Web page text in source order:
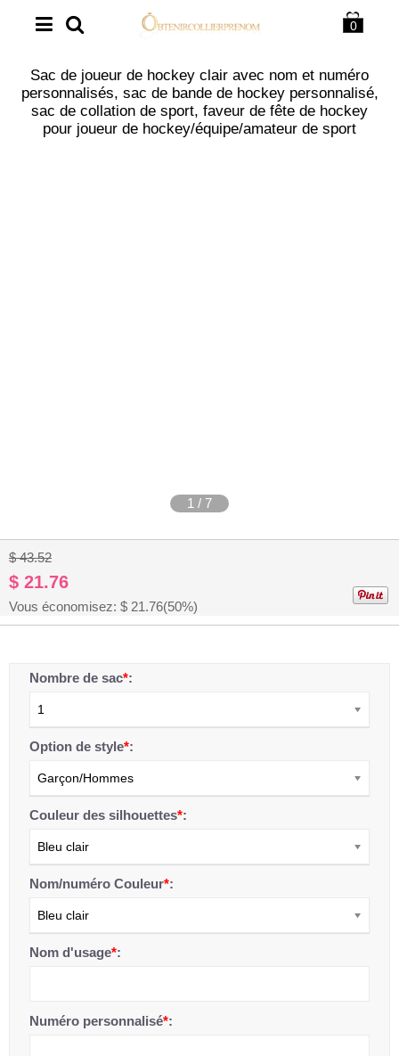
0
Sac de joueur de hockey clair avec nom et numéro
personnalisés, sac de bande de hockey personnalisé,
sac de collation de sport, faveur de fête de hockey
pour joueur de hockey/équipe/amateur de sport
1 / 7
$ 43.52
$ 21.76
Vous économisez: $ 21.76(50%)
Nombre de sac*:
1
Option de style*:
Garçon/Hommes
Couleur des silhouettes*:
Bleu clair
Nom/numéro Couleur*:
Bleu clair
Nom d'usage*:
Numéro personnalisé*: